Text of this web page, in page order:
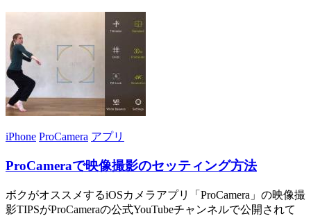
iPhone ProCamera アプリ
ProCameraで映像撮影のセッティング方法
ボクがオススメするiOSカメラアプリ「ProCamera」の映像撮
影TIPSがProCameraの公式YouTubeチャンネルで公開されて